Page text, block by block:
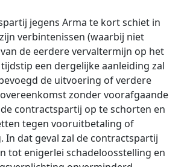
jegens Arma te kort schiet in
verbintenissen (waarbij niet
de eerdere vervaltermijn op het
een dergelijke aanleiding zal
de uitvoering of verdere
zonder voorafgaande
contractspartij op te schorten en
tegen vooruitbetaling of
In dat geval zal de contractspartij
tot enigerlei schadeloosstelling en